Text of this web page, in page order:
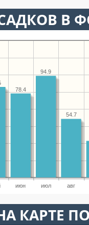
В
июн июл авг
54.7
94.9
78.4
КАРТЕ